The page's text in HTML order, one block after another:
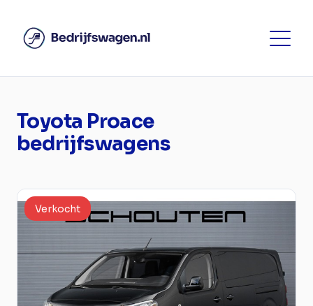
Toyota Proace
bedrijfswagens
Verkocht